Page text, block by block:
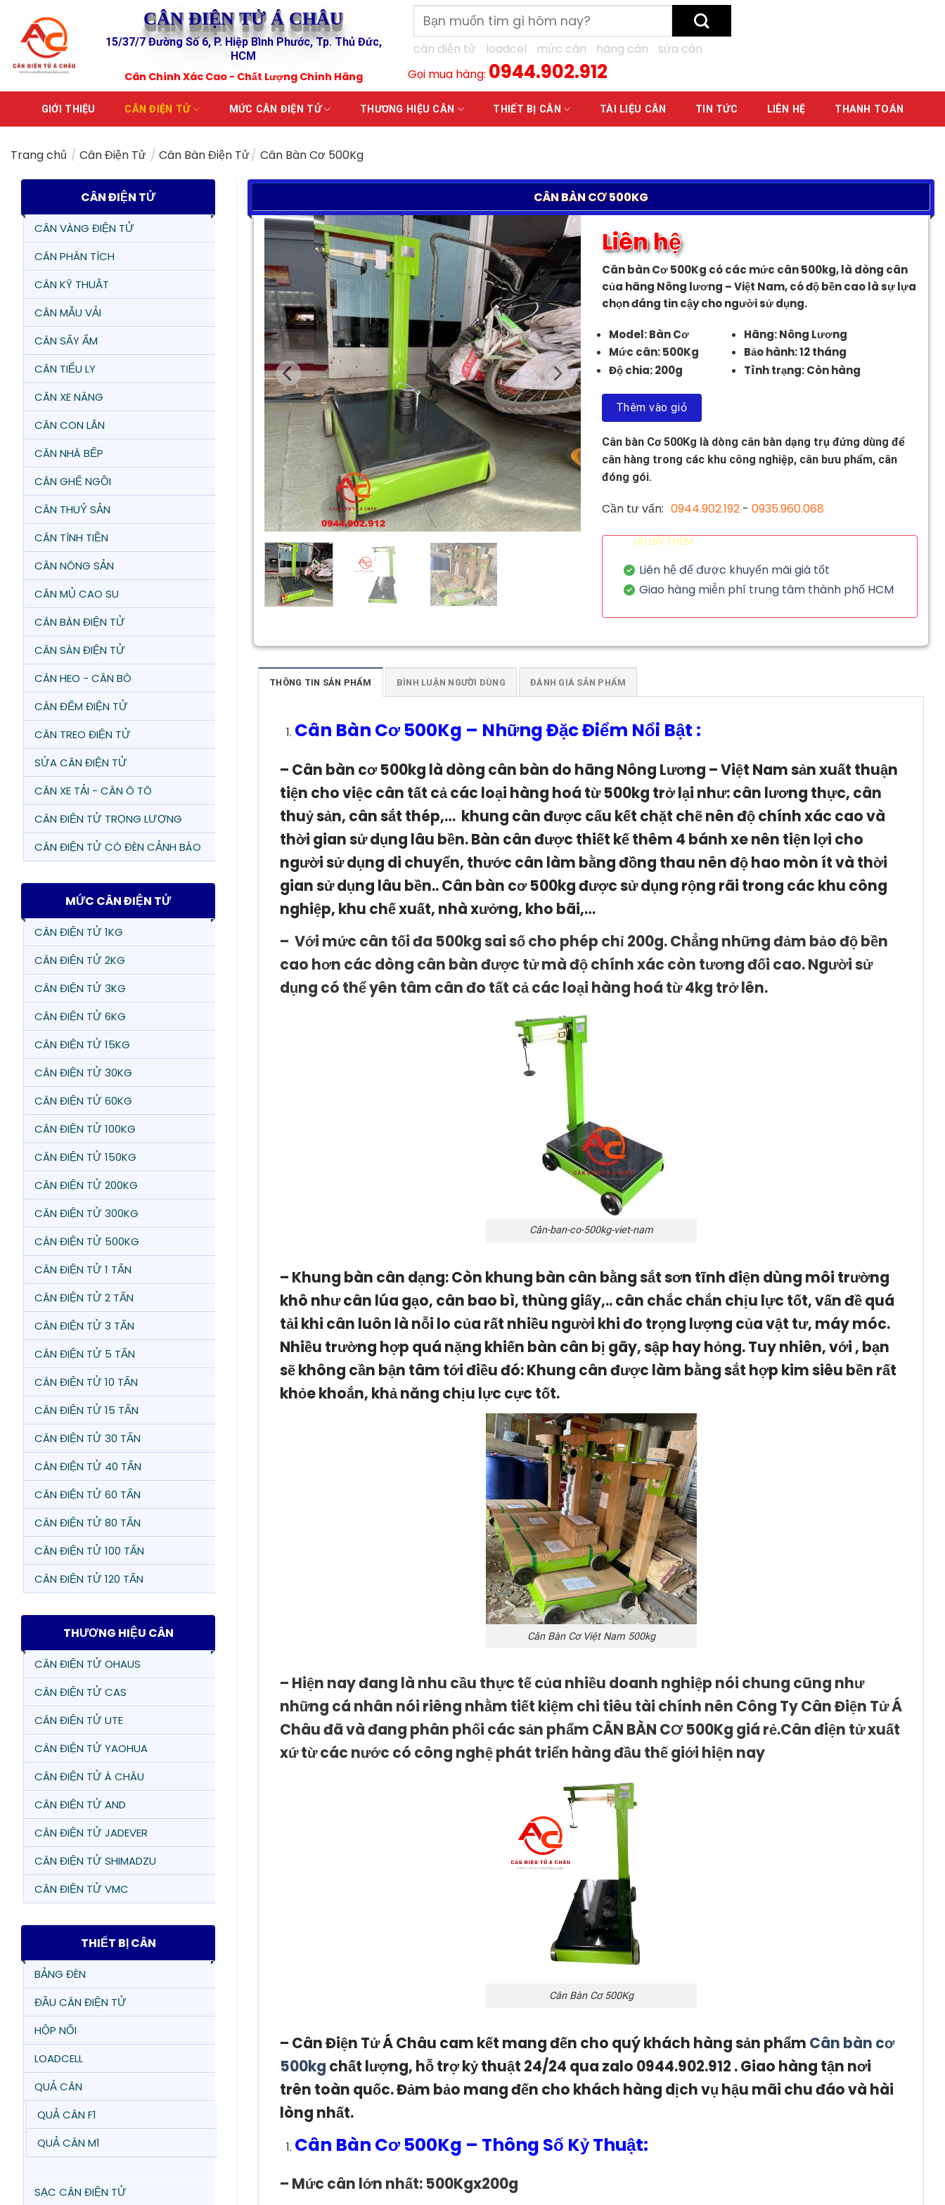
content
CÂN ĐIỆN TỬ Á CHÂU
15/37/7 Đường Số 6, P. Hiệp Bình Phước, Tp. Thủ Đức,
HCM
Cân Chính Xác Cao - Chất Lượng Chính Hãng
Tìm
kiếm:
cân điện tử
loadcel mức cân hãng cân
sứa cân
Gọi mua hàng: 0944.902.912
GIỚI THIỆU CÂN ĐIỆN TỬ MỨC CÂN ĐIỆN TỬ THƯƠNG HIỆU CÂN THIẾT BỊ CÂN TÀI LIỆU CÂN TIN TỨC LIÊN HỆ THANH TOÁN
Trang chủ / Cân Điện Tử / Cân Bàn Điện Tử/ Cân Bàn Cơ 500Kg
CÂN ĐIỆN TỬ
CÂN VÀNG ĐIỆN TỬ
CÂN PHÂN TÍCH
CÂN KỸ THUẬT
CÂN MẪU VẢI
CÂN SẤY ẨM
CÂN TIỂU LY
CÂN XE NÂNG
CÂN CON LĂN
CÂN NHÀ BẾP
CÂN GHẾ NGỒI
CÂN THUỶ SẢN
CÂN TÍNH TIỀN
CÂN NÔNG SẢN
CÂN MỦ CAO SU
CÂN BÀN ĐIỆN TỬ
CÂN SÀN ĐIỆN TỬ
CÂN HEO - CÂN BÒ
CÂN ĐẾM ĐIỆN TỬ
CÂN TREO ĐIỆN TỬ
SỬA CÂN ĐIỆN TỬ
CÂN XE TẢI - CÂN Ô TÔ
CÂN ĐIỆN TỬ TRỌNG LƯỢNG
CÂN ĐIỆN TỬ CÓ ĐÈN CẢNH BÁO
MỨC CÂN ĐIỆN TỬ
CÂN ĐIỆN TỬ 1KG
CÂN ĐIỆN TỬ 2KG
CÂN ĐIỆN TỬ 3KG
CÂN ĐIỆN TỬ 6KG
CÂN ĐIỆN TỬ 15KG
CÂN ĐIỆN TỬ 30KG
CÂN ĐIỆN TỬ 60KG
CÂN ĐIỆN TỬ 100KG
CÂN ĐIỆN TỬ 150KG
CÂN ĐIỆN TỬ 200KG
CÂN ĐIỆN TỬ 300KG
CÂN ĐIỆN TỬ 500KG
CÂN ĐIỆN TỬ 1 TẤN
CÂN ĐIỆN TỬ 2 TẤN
CÂN ĐIỆN TỬ 3 TẤN
CÂN ĐIỆN TỬ 5 TẤN
CÂN ĐIỆN TỬ 10 TẤN
CÂN ĐIỆN TỬ 15 TẤN
CÂN ĐIỆN TỬ 30 TẤN
CÂN ĐIỆN TỬ 40 TẤN
CÂN ĐIỆN TỬ 60 TẤN
CÂN ĐIỆN TỬ 80 TẤN
CÂN ĐIỆN TỬ 100 TẤN
CÂN ĐIỆN TỬ 120 TẤN
THƯƠNG HIỆU CÂN
CÂN ĐIỆN TỬ OHAUS
CÂN ĐIỆN TỬ CAS
CÂN ĐIỆN TỬ UTE
CÂN ĐIỆN TỬ YAOHUA
CÂN ĐIỆN TỬ Á CHÂU
CÂN ĐIỆN TỬ AND
CÂN ĐIỆN TỬ JADEVER
CÂN ĐIỆN TỬ SHIMADZU
CÂN ĐIỆN TỬ VMC
THIẾT BỊ CÂN
BẢNG ĐÈN
ĐẦU CÂN ĐIỆN TỬ
HỘP NỐI
LOADCELL
QUẢ CÂN
QUẢ CÂN F1
QUẢ CÂN M1
SẠC CÂN ĐIỆN TỬ
CÂN BÀN CƠ 500KG
Liên hệ
Cân bàn Cơ 500Kg có các mức cân 500kg, là dòng cân
của hãng Nông lương – Việt Nam, có độ bền cao là sự lựa
chọn đáng tin cậy cho người sử dụng.
Model: Bàn Cơ
Mức cân: 500Kg
Độ chia: 200g
Hãng: Nông Lương
Bảo hành: 12 tháng
Tình trạng: Còn hàng
Thêm vào giỏ
Cân bàn Cơ 500Kg là dòng cân bàn dạng trụ đứng dùng để
cân hàng trong các khu công nghiệp, cân bưu phẩm, cân
đóng gói.
Cần tư vấn: 0944.902.192- 0935.960.068
ƯU ĐÃI THÊM
Liên hệ để được khuyến mãi giá tốt
Giao hàng miễn phí trung tâm thành phố HCM
THÔNG TIN SẢN PHẨM BÌNH LUẬN NGƯỜI DÙNG ĐÁNH GIÁ SẢN PHẨM
Cân Bàn Cơ 500Kg – Những Đặc Điểm Nổi Bật :
– Cân bàn cơ 500kg là dòng cân bàn do hãng Nông Lương – Việt Nam sản xuất thuận
tiện cho việc cân tất cả các loại hàng hoá từ 500kg trở lại như: cân lương thực, cân
thuỷ sản, cân sắt thép,… khung cân được cấu kết chặt chẽ nên độ chính xác cao và
thời gian sử dụng lâu bền. Bàn cân được thiết kế thêm 4 bánh xe nên tiện lợi cho
người sử dụng di chuyển, thước cân làm bằng đồng thau nên độ hao mòn ít và thời
gian sử dụng lâu bền..Cân bàn cơ 500kgđược sử dụng rộng rãi trong các khu công
nghiệp, khu chế xuất, nhà xưởng, kho bãi,…
– Với mức cân tối đa 500kg sai số cho phép chỉ 200g. Chẳng những đảm bảo độ bền
cao hơn các dòng cân bàn được tử mà độ chính xác còn tương đối cao. Người sử
dụng có thể yên tâm cân đo tất cả các loại hàng hoá từ 4kg trở lên.
Cân-ban-co-500kg-viet-nam
– Khung bàn cân dạng: Còn khung bàn cân bằng sắt sơn tĩnh điện dùng môi trường
khô như cân lúa gạo, cân bao bì, thùng giấy,.. cân chắc chắn chịu lực tốt, vấn đề quá
tải khi cân luôn là nỗi lo của rất nhiều người khi đo trọng lượng của vật tư, máy móc.
Nhiều trường hợp quá nặng khiến bàn cân bị gãy, sập hay hỏng. Tuy nhiên, với , bạn
sẽ không cần bận tâm tới điều đó: Khung cân được làm bằng sắt hợp kim siêu bền rất
khỏe khoắn, khả năng chịu lực cực tốt.
Cân Bàn Cơ Việt Nam 500kg
– Hiện nay đang là nhu cầu thực tế của nhiều doanh nghiệp nói chung cũng như
những cá nhân nói riêng nhằm tiết kiệm chi tiêu tài chính nên Công Ty Cân Điện Tử Á
Châu đã và đang phân phối các sản phẩm CÂN BÀN CƠ 500Kg giá rẻ.Cân điện tử xuất
xứ từ các nước có công nghệ phát triển hàng đầu thế giới hiện nay
Cân Bàn Cơ 500Kg
– Cân Điện Tử Á Châu cam kết mang đến cho quý khách hàng sản phẩm Cân bàn cơ
500kg chất lượng, hỗ trợ kỷ thuật 24/24 qua zalo 0944.902.912 . Giao hàng tận nơi
trên toàn quốc. Đảm bảo mang đến cho khách hàng dịch vụ hậu mãi chu đáo và hài
lòng nhất.
Cân Bàn Cơ 500Kg – Thông Số Kỷ Thuật:
– Mức cân lớn nhất: 500Kgx200g